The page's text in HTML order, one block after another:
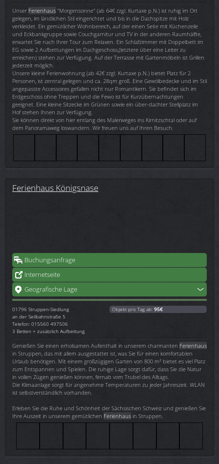
Unser Ferienhaus "Morgensonne" (ab 64€ zzgl. Kurtaxe p.N.) ist ruhig im Ort
gelegen, im ländlichen Stil eingerichtet und bis in die Dachspitze mit Holz
verkleidet. Ein gemütlicher Wohnbereich, auf der einen Seite mit Küchenzeile
und Eckbankgruppe sowie Couchgarnitur und TV in der anderen Raumhälfte,
erwartet Sie nach Ihrer Tour zum Relaxen. Ein Schlafzimmer mit Doppelbett im
EG sowie 2 Aufbettungen im Dachgeschoss,(letztere über eine Leiter zu
erreichen) stehen zur Verfügung. Auf der Terrasse mit Gartenmöbeln ist Grillen
jederzeit möglich.
Unsere kleine Ferienwohnung (ab 42€ zzgl. Kurtaxe p.N.) bietet Platz für 2
Personen, ist zentral gelegen und ca. 28qm groß. Eine Gewölbedecke und im Stil
angepasste Accessoires gefallen nicht nur Romantikern. Sie befindet sich im
Erdgeschoss ohne Treppen und die Fewo ist für Kurzübernachtungen
geeignet. Eine kleine Sitzecke im Grünen sowie ein über-dachter Stellplatz im
Hof stehen Ihnen zur Verfügung.
Sie können direkt von hier entlang des Malerweges ins Kirnitzschtal oder auf
dem Panoramaweg loswandern. Wir freuen uns auf Ihren Besuch.
Ferienhaus Königsnase
Buchungsanfrage
Internetseite
Geografische Lage
01796 Struppen-Siedlung
an der Seilbahnstraße 5
Telefon: 015560 497506
3 Betten + zusätzlich Aufbettung
Objekt pro Tag ab: 95€
Genießen Sie einen erholsamen Aufenthalt in unserem charmanten Ferienhaus
in Struppen, das mit allem ausgestattet ist, was Sie für einen komfortablen
Urlaub benötigen. Mit einem großzügigen Garten von 800 m² bietet es viel Platz
zum Entspannen und Spielen. Die ruhige Lage sorgt dafür, dass Sie die Natur
in vollen Zügen genießen können, fernab vom Trubel des Alltags.
Die Klimaanlage sorgt für angenehme Temperaturen zu jeder Jahreszeit. WLAN
ist selbstverständlich vorhanden.
Erleben Sie die Ruhe und Schönheit der Sächsischen Schweiz und genießen Sie
Ihre Auszeit in unserem gemütlichen Ferienhaus in Struppen.